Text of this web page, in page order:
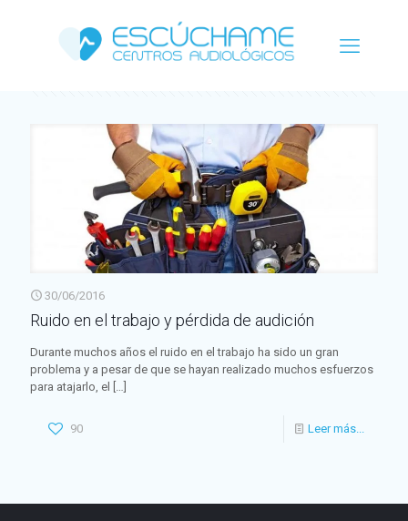
30/06/2016
Ruido en el trabajo y pérdida de audición
Durante muchos años el ruido en el trabajo ha sido un gran
problema y a pesar de que se hayan realizado muchos esfuerzos
para atajarlo, el […]
90 Leer más...